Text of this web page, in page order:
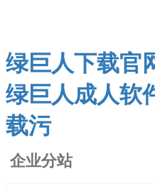
绿巨人下载官
绿巨人成人软
载污
企业分站